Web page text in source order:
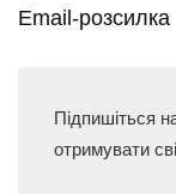
Email-розсилка
Підпишіться
отримувати